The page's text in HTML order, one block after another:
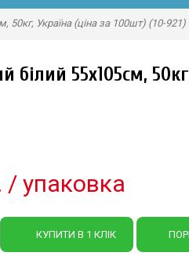
50кг, Україна (ціна за 100шт) (10-921)
білий 55х105см,
/ упаковка
КУПИТИ В 1 КЛIК